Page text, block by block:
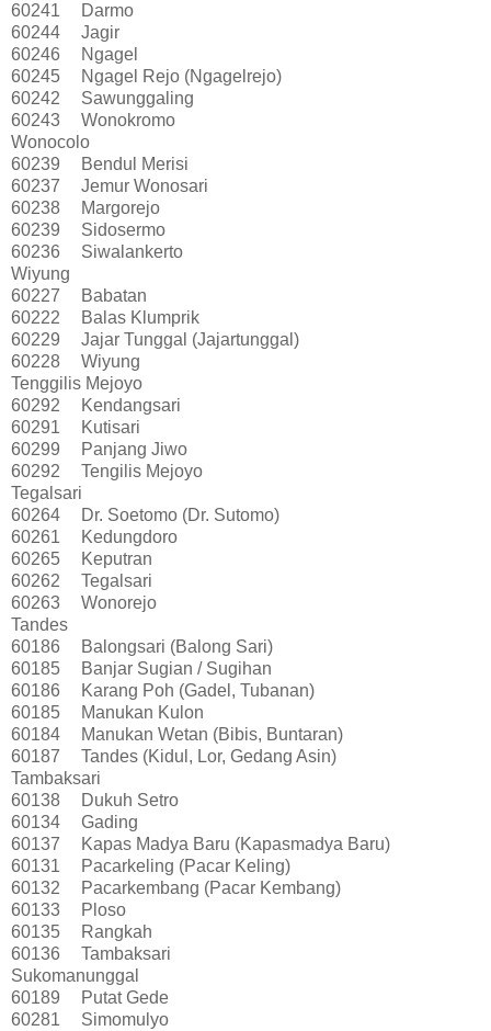
60241
Darmo
60244
Jagir
60246
Ngagel
60245
Ngagel Rejo (Ngagelrejo)
60242
Sawunggaling
60243
Wonokromo
Wonocolo
60239
Bendul Merisi
60237
Jemur Wonosari
60238
Margorejo
60239
Sidosermo
60236
Siwalankerto
Wiyung
60227
Babatan
60222
Balas Klumprik
60229
Jajar Tunggal (Jajartunggal)
60228
Wiyung
Tenggilis Mejoyo
60292
Kendangsari
60291
Kutisari
60299
Panjang Jiwo
60292
Tengilis Mejoyo
Tegalsari
60264
Dr. Soetomo (Dr. Sutomo)
60261
Kedungdoro
60265
Keputran
60262
Tegalsari
60263
Wonorejo
Tandes
60186
Balongsari (Balong Sari)
60185
Banjar Sugian / Sugihan
60186
Karang Poh (Gadel, Tubanan)
60185
Manukan Kulon
60184
Manukan Wetan (Bibis, Buntaran)
60187
Tandes (Kidul, Lor, Gedang Asin)
Tambaksari
60138
Dukuh Setro
60134
Gading
60137
Kapas Madya Baru (Kapasmadya Baru)
60131
Pacarkeling (Pacar Keling)
60132
Pacarkembang (Pacar Kembang)
60133
Ploso
60135
Rangkah
60136
Tambaksari
Sukomanunggal
60189
Putat Gede
60281
Simomulyo